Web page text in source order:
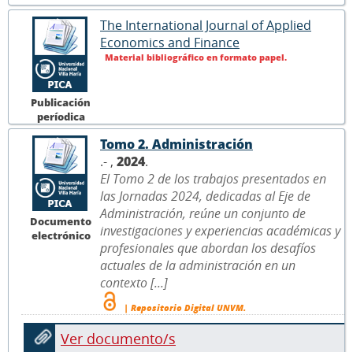
Publicación
períodica
The International Journal of Applied
Economics and Finance
Material bibliográfico en formato papel.
Documento
electrónico
Tomo 2. Administración
.- , 2024.
El Tomo 2 de los trabajos presentados en
las Jornadas 2024, dedicadas al Eje de
Administración, reúne un conjunto de
investigaciones y experiencias académicas y
profesionales que abordan los desafíos
actuales de la administración en un
contexto [...]
| Repositorio Digital UNVM.
Ver documento/s